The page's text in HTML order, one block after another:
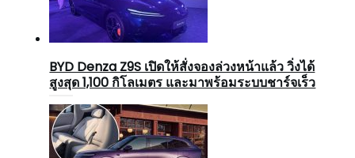
BYD Denza Z9S เปิดให้สั่งจองล่วงหน้าแล้ว วิ่งได้
สูงสุด 1,100 กิโลเมตร และมาพร้อมระบบชาร์จเร็ว